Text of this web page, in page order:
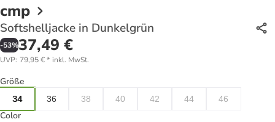
cmp
Softshelljacke in Dunkelgrün
-53%37,49 €
UVP: 79,95 €* inkl. MwSt.
Größe
34 36 38 40 42 44 46
Color